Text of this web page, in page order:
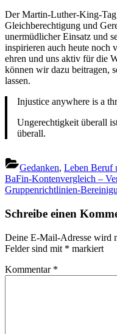
Der Martin-Luther-King-Tag
Gleichberechtigung und
unermüdlicher Einsatz und
inspirieren auch heute noch
ehren und uns aktiv für die
können wir dazu beitragen,
lassen.
Injustice anywhere is a
Ungerechtigkeit überall
überall.
Gedanken, Leben Beruf
Previous
Post:
BaFin-Kontenvergleich –
Next
Gruppenrichtlinien-
Schreibe einen
Deine E-Mail-Adresse wird
Felder sind mit * markiert
Kommentar *